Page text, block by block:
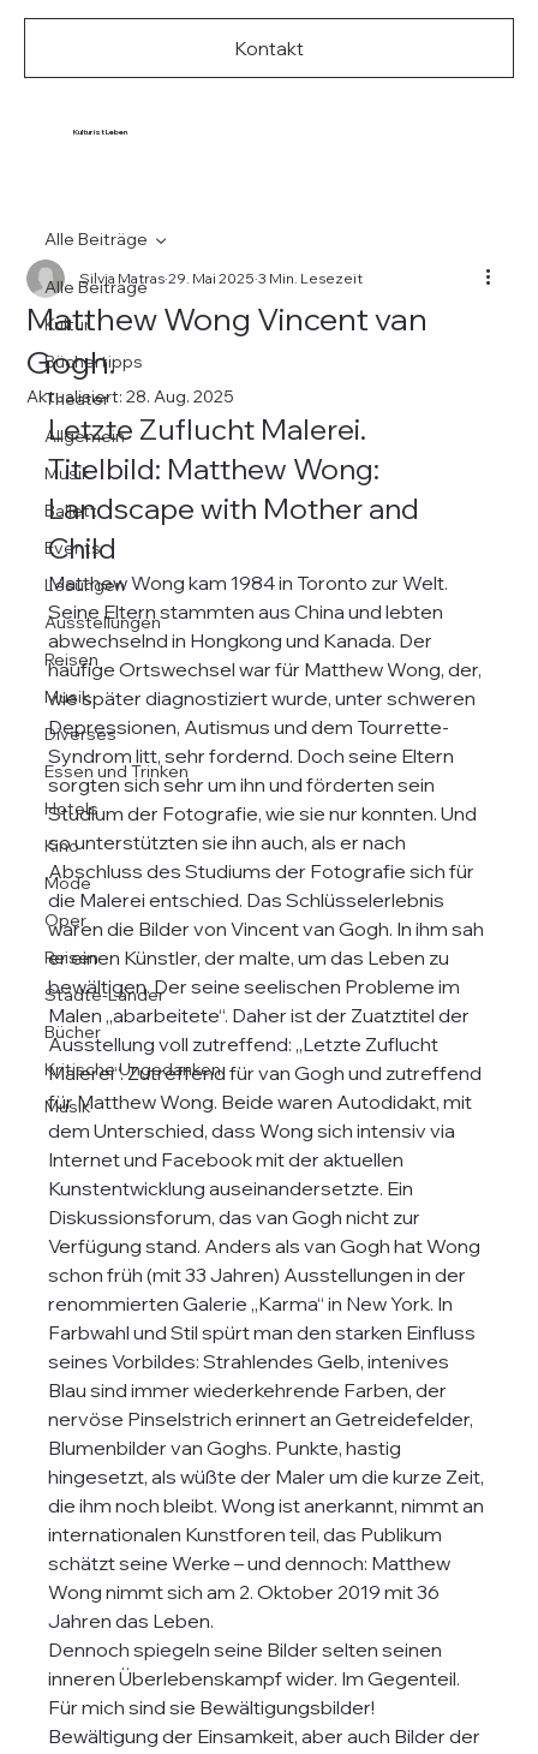
Kultur ist Leben
Kontakt
Alle Beiträge
Kultur
Büchertipps
Theater
Allgemein
Musik
Ballett
Events
Lesungen
Ausstellungen
Reisen
Musik
Diverses
Essen und Trinken
Hotels
Kino
Mode
Oper
Reisen
Städte-Länder
Bücher
Kritische Ungedanken
Musik
Alle Beiträge
Matthew Wong Vincent van
Gogh.
Silvia Matras 29. Mai 2025 3 Min. Lesezeit
Aktualisiert:28. Aug. 2025
Letzte Zuflucht Malerei.
Titelbild: Matthew Wong:
Landscape with Mother and
Child
Matthew Wong kam 1984 in Toronto zur Welt.
Seine Eltern stammten aus China und lebten
abwechselnd in Hongkong und Kanada. Der
häufige Ortswechsel war für Matthew Wong, der,
wie später diagnostiziert wurde, unter schweren
Depressionen, Autismus und dem Tourrette-
Syndrom litt, sehr fordernd. Doch seine Eltern
sorgten sich sehr um ihn und förderten sein
Studium der Fotografie, wie sie nur konnten. Und
so unterstützten sie ihn auch, als er nach
Abschluss des Studiums der Fotografie sich für
die Malerei entschied. Das Schlüsselerlebnis
waren die Bilder von Vincent van Gogh. In ihm sah
er einen Künstler, der malte, um das Leben zu
bewältigen. Der seine seelischen Probleme im
Malen „abarbeitete“. Daher ist der Zuatztitel der
Ausstellung voll zutreffend: „Letzte Zuflucht
Malerei“. Zutreffend für van Gogh und zutreffend
für Matthew Wong. Beide waren Autodidakt, mit
dem Unterschied, dass Wong sich intensiv via
Internet und Facebook mit der aktuellen
Kunstentwicklung auseinandersetzte. Ein
Diskussionsforum, das van Gogh nicht zur
Verfügung stand. Anders als van Gogh hat Wong
schon früh (mit 33 Jahren) Ausstellungen in der
renommierten Galerie „Karma“ in New York. In
Farbwahl und Stil spürt man den starken Einfluss
seines Vorbildes: Strahlendes Gelb, intenives
Blau sind immer wiederkehrende Farben, der
nervöse Pinselstrich erinnert an Getreidefelder,
Blumenbilder van Goghs. Punkte, hastig
hingesetzt, als wüßte der Maler um die kurze Zeit,
die ihm noch bleibt. Wong ist anerkannt, nimmt an
internationalen Kunstforen teil, das Publikum
schätzt seine Werke – und dennoch: Matthew
Wong nimmt sich am 2. Oktober 2019 mit 36
Jahren das Leben.
Dennoch spiegeln seine Bilder selten seinen
inneren Überlebenskampf wider. Im Gegenteil.
Für mich sind sie Bewältigungsbilder!
Bewältigung der Einsamkeit, aber auch Bilder der